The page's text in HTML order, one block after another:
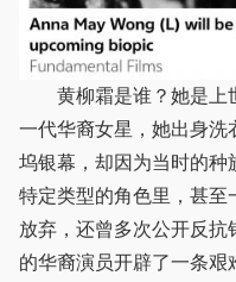
黄柳霜是谁？她是上
一代华裔女星，她出身洗
坞银幕，却因为当时的种
特定类型的角色里，甚至
放弃，还曾多次公开反
的华裔演员开辟了一条艰